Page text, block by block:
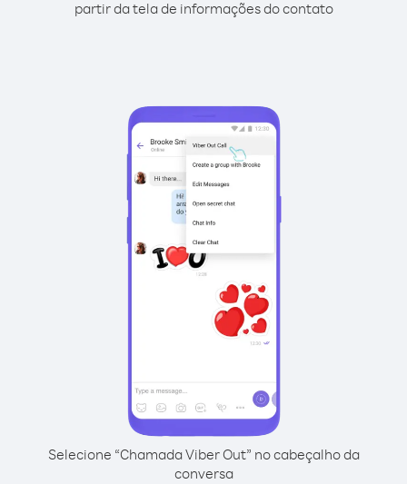
partir da tela de informações do contato
Selecione “Chamada Viber Out” no cabeçalho da
conversa